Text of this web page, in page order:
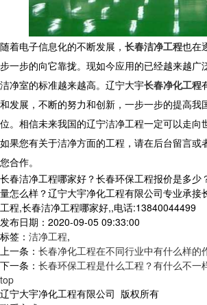
随着电子信息化的不断发展， 长春洁净工程也在
步一步的向它靠拢。现如今应用的已经越来越广
洁净室的标准越来越高。辽宁大宇长春净化工程
和发展，不断的努力和创新，一步一步的提高我
位。相信未来我国的辽宁洁净工程一定可以走向
如果您有关于洁净方面的工程，请在后台留言或
您合作。
长春洁净工程哪家好？长春环保工程报价是多少
量怎么样？辽宁大宇净化工程有限公司专业承接
工程,长春洁净工程哪家好,,电话:13840044499
发布日期：2020-09-05 09:33:00
标签： 洁净工程,
上一条： 长春净化工程在不同行业中有什么样的
下一条： 长春环保工程是什么工程？有什么不一
top
辽宁大宇净化工程有限公司 版权所有